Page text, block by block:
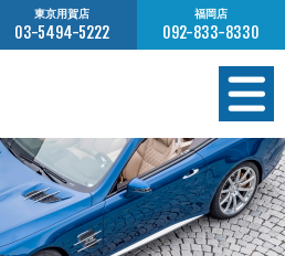
東京用賀店
03-5494-5222
福岡店
092-833-8330
在庫情報
オーダー販売